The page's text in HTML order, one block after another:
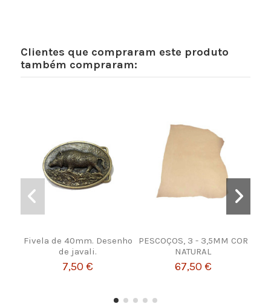
Clientes que compraram este produto
também compraram:
Fivela de 40mm. Desenho
de javali.
7,50 €
PESCOÇOS, 3 - 3,5MM COR
NATURAL
67,50 €